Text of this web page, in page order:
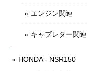
エンジン関連
キャブレター関連
HONDA - NSR150